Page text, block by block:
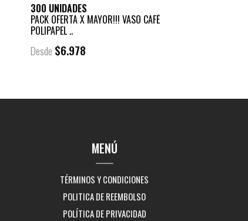
300 UNIDADES
PACK OFERTA X MAYOR!!! VASO CAFÉ
POLIPAPEL ..
Desde $6.978
MENÚ
TÉRMINOS Y CONDICIONES
POLITICA DE REEMBOLSO
POLÍTICA DE PRIVACIDAD